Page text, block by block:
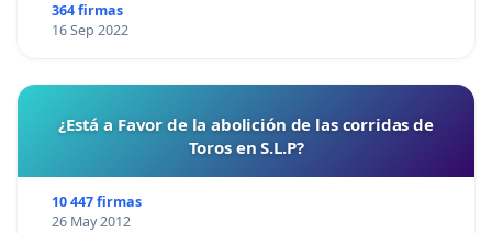
364 firmas
16 Sep 2022
¿Está a Favor de la abolición de las corridas de
Toros en S.L.P?
10 447 firmas
26 May 2012